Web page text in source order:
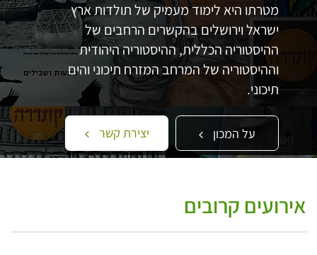
מטרתו היא לימוד מעמיק של תולדות ארץ
ישראל וירושלים בהקשרים הרחבים של
ההיסטוריה הכללית, ההיסטוריה היהודית
וההיסטוריה של המרחב המזרח תיכוני והים
תיכוני.
על המכון יצירת קשר
אירועים קרובים